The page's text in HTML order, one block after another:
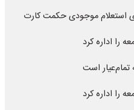
استعلام موجودی حکمت کارت
را اداره کرد
تمام‌عیار است
را اداره کرد